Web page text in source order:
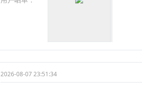
2026-08-07 23:51:34